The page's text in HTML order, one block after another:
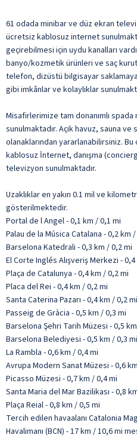
61 odada minibar ve düz ekran
ücretsiz kablosuz internet
geçirebilmesi için uydu kanalları
banyo/kozmetik ürünleri ve saç
telefon, dizüstü bilgisayar
gibi imkânlar ve kolaylıklar
Misafirlerimize tam donanımlı spada
sunulmaktadır. Açık havuz, sauna
olanaklarından yararlanabilirsiniz.
kablosuz İnternet, danışma
televizyon sunulmaktadır.
Uzaklıklar en yakın 0.1 mil ve
gösterilmektedir.
Portal de l Angel - 0,1 km / 0,1 mi
Palau de la Música Catalana - 0,2 km
Barselona Katedrali - 0,3 km / 0,2 mi
El Corte Inglés Alışveriş Merkezi -
Plaça de Catalunya - 0,4 km / 0,2 mi
Placa del Rei - 0,4 km / 0,2 mi
Santa Caterina Pazarı - 0,4 km / 0,2 mi
Passeig de Gràcia - 0,5 km / 0,3 mi
Barselona Şehri Tarih Müzesi - 0,5
Barselona Belediyesi - 0,5 km / 0,3 mi
La Rambla - 0,6 km / 0,4 mi
Avrupa Modern Sanat Müzesi - 0,6
Picasso Müzesi - 0,7 km / 0,4 mi
Santa Maria del Mar Bazilikası - 0,8
Plaça Reial - 0,8 km / 0,5 mi
Tercih edilen havaalanı Catalonia
Havalimanı (BCN) - 17 km / 10,6 mi